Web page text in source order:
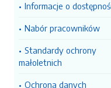
Informacje o
Nabór pracowników
Standardy ochrony
małoletnich
Ochrona danych